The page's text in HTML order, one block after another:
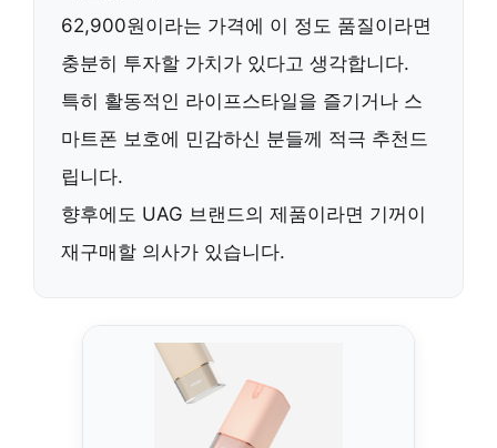
62,900원이라는 가격에 이 정도 품질이라면
충분히 투자할 가치가 있다고 생각합니다.
특히 활동적인 라이프스타일을 즐기거나 스
마트폰 보호에 민감하신 분들께 적극 추천드
립니다.
향후에도 UAG 브랜드의 제품이라면 기꺼이
재구매할 의사가 있습니다.